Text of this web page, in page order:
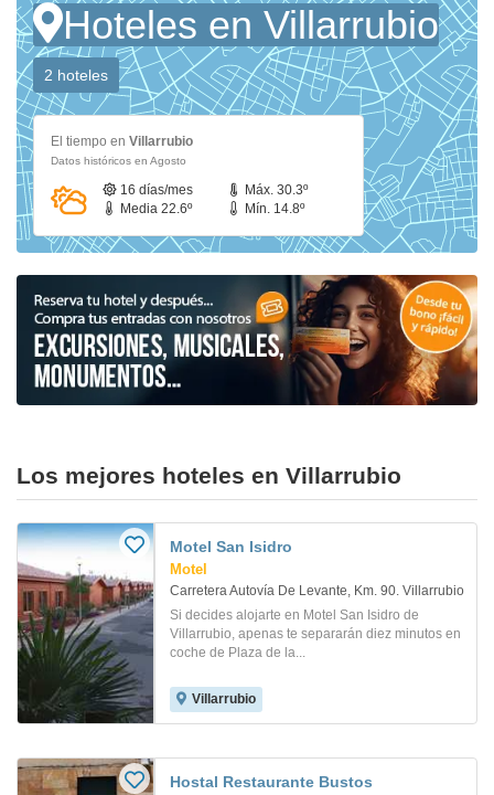
Hoteles en Villarrubio
2 hoteles
El tiempo en Villarrubio
Datos históricos en Agosto
16 días/mes
Máx. 30.3º
Media 22.6º
Mín. 14.8º
Los mejores hoteles en Villarrubio
Motel San Isidro
Motel
Carretera Autovía De Levante, Km. 90. Villarrubio
Si decides alojarte en Motel San Isidro de
Villarrubio, apenas te separarán diez minutos en
coche de Plaza de la...
Villarrubio
Hostal Restaurante Bustos